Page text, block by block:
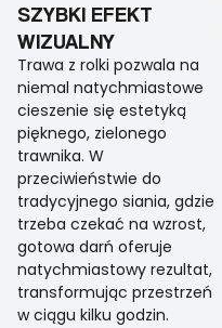
SZYBKI EFEKT
WIZUALNY
Trawa z rolki pozwala na
niemal natychmiastowe
cieszenie się estetyką
pięknego, zielonego
trawnika. W
przeciwieństwie do
tradycyjnego siania, gdzie
trzeba czekać na wzrost,
gotowa darń oferuje
natychmiastowy rezultat,
transformując przestrzeń
w ciągu kilku godzin.